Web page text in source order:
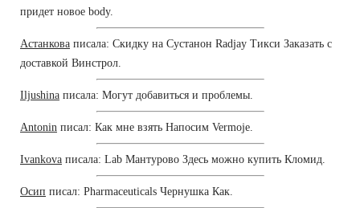
придет новое body.
Астанкова писала: Скидку на Сустанон Radjay Тикси Заказать с
доставкой Винстрол.
Iljushina писала: Могут добавиться и проблемы.
Antonin писал: Как мне взять Напосим Vermoje.
Ivankova писала: Lab Мантурово Здесь можно купить Кломид.
Осип писал: Pharmaceuticals Чернушка Как.